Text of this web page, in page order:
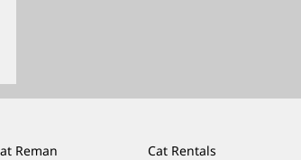
Reman Cat Rentals